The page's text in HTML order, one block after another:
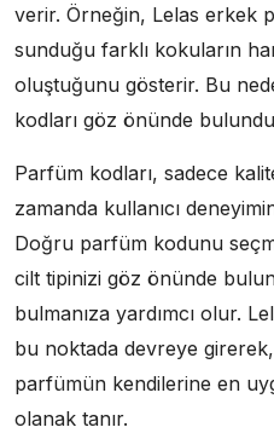
verir. Örneğin, Lelas erkek
sunduğu farklı kokuların
oluştuğunu gösterir. Bu
kodları göz önünde
Parfüm kodları, sadece
zamanda kullanıcı
Doğru parfüm kodunu
cilt tipinizi göz önünde
bulmanıza yardımcı olur.
bu noktada devreye girerek,
parfümün kendilerine en
olanak tanır.